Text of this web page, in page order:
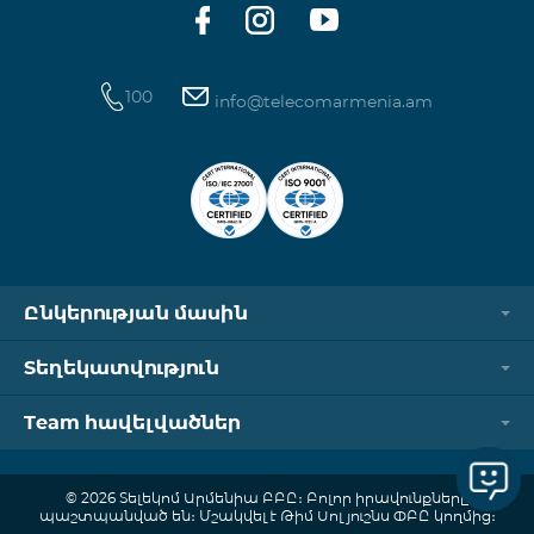
100 info@telecomarmenia.am
Ընկերության մասին
Տեղեկատվություն
Team հավելվածներ
© 2026 Տելեկոմ Արմենիա ԲԲԸ։ Բոլոր իրավունքները
պաշտպանված են։ Մշակվել է Թիմ Սոլյուշնս ՓԲԸ կողմից։